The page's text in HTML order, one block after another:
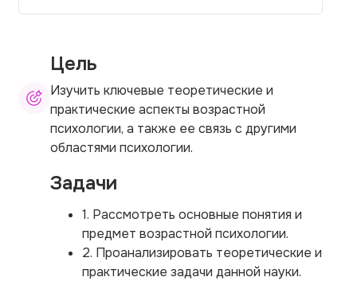
Цель
Изучить ключевые теоретические и
практические аспекты возрастной
психологии, а также ее связь с другими
областями психологии.
Задачи
1. Рассмотреть основные понятия и
предмет возрастной психологии.
2. Проанализировать теоретические и
практические задачи данной науки.